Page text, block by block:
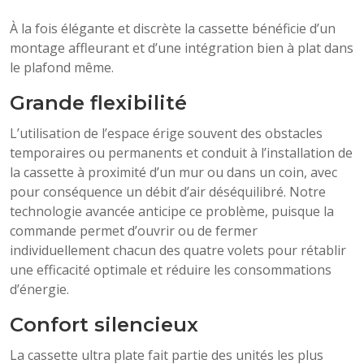
À la fois élégante et discrète la cassette bénéficie d’un
montage affleurant et d’une intégration bien à plat dans
le plafond même.
Grande flexibilité
L’utilisation de l’espace érige souvent des obstacles
temporaires ou permanents et conduit à l’installation de
la cassette à proximité d’un mur ou dans un coin, avec
pour conséquence un débit d’air déséquilibré. Notre
technologie avancée anticipe ce problème, puisque la
commande permet d’ouvrir ou de fermer
individuellement chacun des quatre volets pour rétablir
une efficacité optimale et réduire les consommations
d’énergie.
Confort silencieux
La cassette ultra plate fait partie des unités les plus